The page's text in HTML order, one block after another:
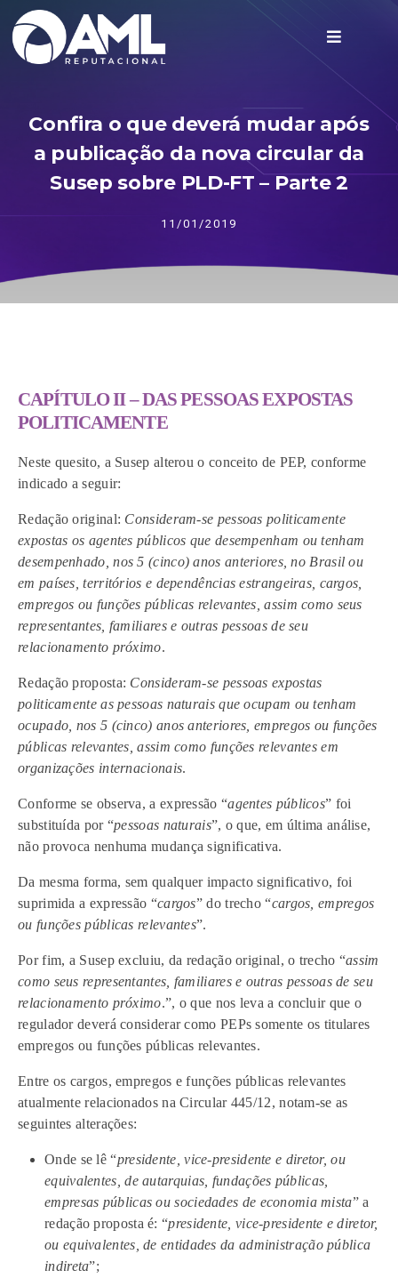
Confira o que deverá mudar após
a publicação da nova circular da
Susep sobre PLD-FT – Parte 2
11/01/2019
CAPÍTULO II – DAS PESSOAS EXPOSTAS
POLITICAMENTE
Neste quesito, a Susep alterou o conceito de PEP, conforme
indicado a seguir:
Redação original: Consideram-se pessoas politicamente
expostas os agentes públicos que desempenham ou tenham
desempenhado, nos 5 (cinco) anos anteriores, no Brasil ou
em países, territórios e dependências estrangeiras, cargos,
empregos ou funções públicas relevantes, assim como seus
representantes, familiares e outras pessoas de seu
relacionamento próximo.
Redação proposta: Consideram-se pessoas expostas
politicamente as pessoas naturais que ocupam ou tenham
ocupado, nos 5 (cinco) anos anteriores, empregos ou funções
públicas relevantes, assim como funções relevantes em
organizações internacionais.
Conforme se observa, a expressão “agentes públicos” foi
substituída por “pessoas naturais”, o que, em última análise,
não provoca nenhuma mudança significativa.
Da mesma forma, sem qualquer impacto significativo, foi
suprimida a expressão “cargos” do trecho “cargos, empregos
ou funções públicas relevantes”.
Por fim, a Susep excluiu, da redação original, o trecho “assim
como seus representantes, familiares e outras pessoas de seu
relacionamento próximo.”, o que nos leva a concluir que o
regulador deverá considerar como PEPs somente os titulares
empregos ou funções públicas relevantes.
Entre os cargos, empregos e funções públicas relevantes
atualmente relacionados na Circular 445/12, notam-se as
seguintes alterações:
Onde se lê “presidente, vice-presidente e diretor, ou
equivalentes, de autarquias, fundações públicas,
empresas públicas ou sociedades de economia mista” a
redação proposta é: “presidente, vice-presidente e diretor,
ou equivalentes, de entidades da administração pública
indireta”;